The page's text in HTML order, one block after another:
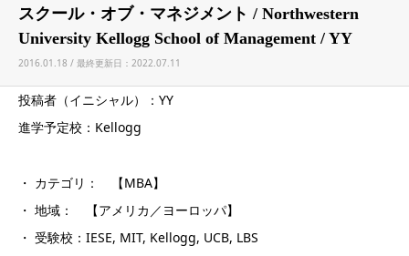
スクール・オブ・マネジメント / Northwestern
University Kellogg School of Management / YY
2016.01.18 / 最終更新日：2022.07.11
投稿者（イニシャル）：YY
進学予定校：Kellogg
・ カテゴリ： 【MBA】
・ 地域： 【アメリカ／ヨーロッパ】
・ 受験校：IESE, MIT, Kellogg, UCB, LBS